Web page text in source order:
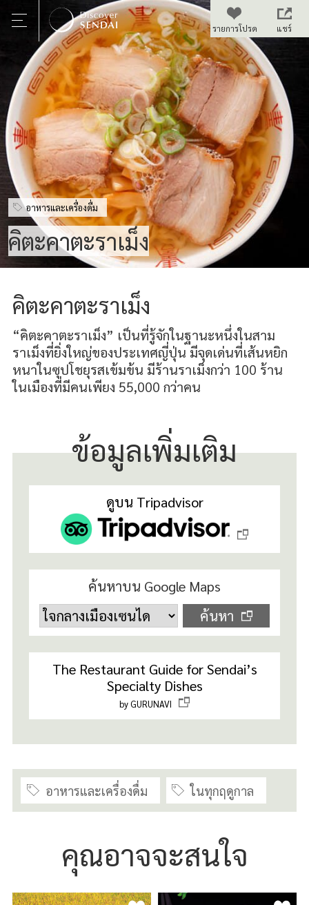
อาหารและเครื่องดื่ม
คิตะคาตะราเม็ง
แชร์
คิตะคาตะราเม็ง
“คิตะคาตะราเม็ง” เป็นที่รู้จักในฐานะหนึ่งในสาม
ราเม็งที่ยิ่งใหญ่ของประเทศญี่ปุ่น มีจุดเด่นที่เส้นหยิก
หนาในซุปโชยุรสเข้มข้น มีร้านราเม็งกว่า 100 ร้าน
ในเมืองที่มีคนเพียง 55,000 กว่าคน
ข้อมูลเพิ่มเติม
ดูบน Tripadvisor
ค้นหาบน Google Maps
ค้นหา
The Restaurant Guide for Sendai’s
Specialty Dishes
by GURUNAVI
อาหารและเครื่องดื่ม ในทุกฤดูกาล
คุณอาจจะสนใจ